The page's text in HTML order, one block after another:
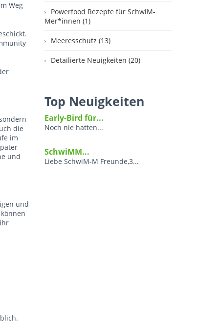
Weg
die
im
und
und
Powerfood Rezepte für SchwiM-
Mer*innen (1)
Meeresschutz (13)
Detailierte Neuigkeiten (20)
Top Neuigkeiten
Early-Bird für...
Noch nie hatten...
SchwiMM...
Liebe SchwiM-M Freunde,3...